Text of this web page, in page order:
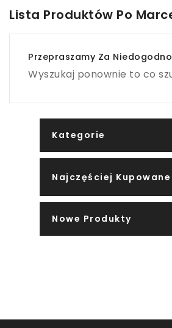
Lista Produktów Po
Przepraszamy Za
Wyszukaj ponownie to co
Kategorie
Najczęściej Kupowane
Nowe Produkty